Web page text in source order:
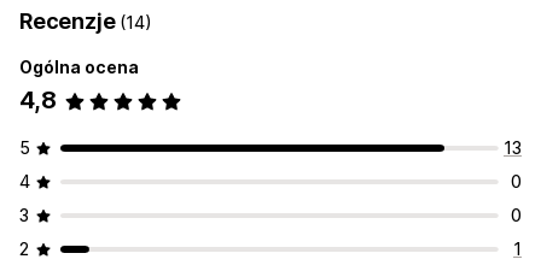
Recenzje (14)
Ogólna ocena
4,8
5
13
4
0
3
0
2
1